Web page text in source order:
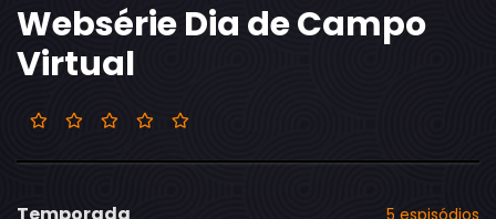
Websérie Dia de Campo
Virtual
5 espisódios